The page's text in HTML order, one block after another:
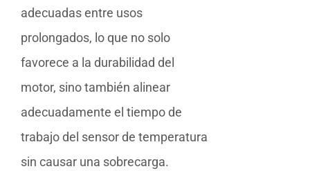
adecuadas entre usos
prolongados, lo que no solo
favorece a la durabilidad del
motor, sino también alinear
adecuadamente el tiempo de
trabajo del sensor de temperatura
sin causar una sobrecarga.